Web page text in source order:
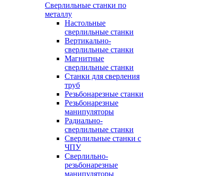
Сверлильные станки по
металлу
Настольные
сверлильные станки
Вертикально-
сверлильные станки
Магнитные
сверлильные станки
Станки для сверления
труб
Резьбонарезные станки
Резьбонарезные
манипуляторы
Радиально-
сверлильные станки
Сверлильные станки с
ЧПУ
Сверлильно-
резьбонарезные
манипуляторы